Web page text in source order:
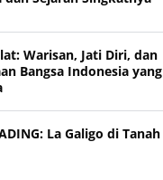
Warisan, Jati Diri, dan
Bangsa Indonesia yang
La Galigo di Tanah